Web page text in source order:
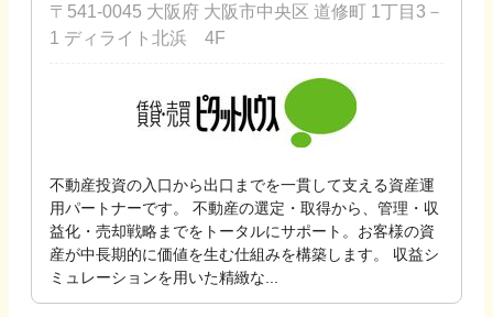
〒541-0045 大阪府 大阪市中央区 道修町 1丁目3－
1 ディライト北浜 4F
不動産投資の入口から出口までを一貫して支える資産運
用パートナーです。 不動産の選定・取得から、管理・収
益化・売却戦略までをトータルにサポート。お客様の資
産が中長期的に価値を生む仕組みを構築します。 収益シ
ミュレーションを用いた精緻な...